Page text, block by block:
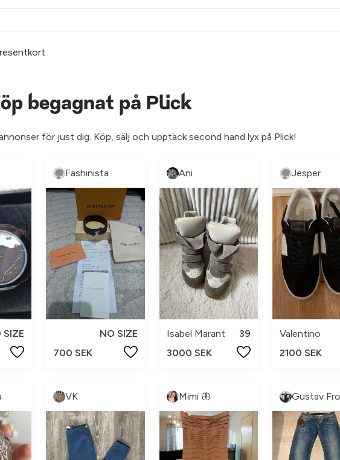
begagnat på Plick
för just dig. Köp, sälj och upptäck second hand lyx på Plick!
SIZE
Fashinista
NO SIZE
700 SEK
Ani
Isabel Marant
39
3000 SEK
Jesper
Valentino
2100 SEK
VK Mimi 🦋 Gustav